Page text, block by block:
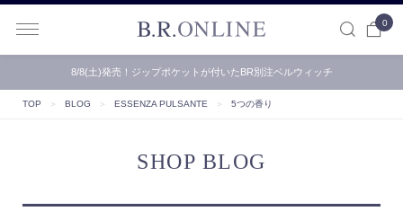
0
8/8(土)発売！ジップポケットが付いたBR別注ベルウィッチ
TOP ＞ BLOG ＞ ESSENZA PULSANTE ＞ 5つの香り
SHOP BLOG